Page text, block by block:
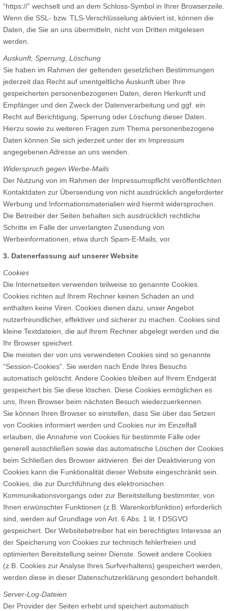
“https://” wechselt und an dem Schloss-Symbol in Ihrer Browserzeile.
Wenn die SSL- bzw. TLS-Verschlüsselung aktiviert ist, können die
Daten, die Sie an uns übermitteln, nicht von Dritten mitgelesen
werden.
Auskunft, Sperrung, Löschung
Sie haben im Rahmen der geltenden gesetzlichen Bestimmungen
jederzeit das Recht auf unentgeltliche Auskunft über Ihre
gespeicherten personenbezogenen Daten, deren Herkunft und
Empfänger und den Zweck der Datenverarbeitung und ggf. ein
Recht auf Berichtigung, Sperrung oder Löschung dieser Daten.
Hierzu sowie zu weiteren Fragen zum Thema personenbezogene
Daten können Sie sich jederzeit unter der im Impressum
angegebenen Adresse an uns wenden.
Widerspruch gegen Werbe-Mails
Der Nutzung von im Rahmen der Impressumspflicht veröffentlichten
Kontaktdaten zur Übersendung von nicht ausdrücklich angeforderter
Werbung und Informationsmaterialien wird hiermit widersprochen.
Die Betreiber der Seiten behalten sich ausdrücklich rechtliche
Schritte im Falle der unverlangten Zusendung von
Werbeinformationen, etwa durch Spam-E-Mails, vor.
3. Datenerfassung auf unserer Website
Cookies
Die Internetseiten verwenden teilweise so genannte Cookies.
Cookies richten auf Ihrem Rechner keinen Schaden an und
enthalten keine Viren. Cookies dienen dazu, unser Angebot
nutzerfreundlicher, effektiver und sicherer zu machen. Cookies sind
kleine Textdateien, die auf Ihrem Rechner abgelegt werden und die
Ihr Browser speichert.
Die meisten der von uns verwendeten Cookies sind so genannte
“Session-Cookies”. Sie werden nach Ende Ihres Besuchs
automatisch gelöscht. Andere Cookies bleiben auf Ihrem Endgerät
gespeichert bis Sie diese löschen. Diese Cookies ermöglichen es
uns, Ihren Browser beim nächsten Besuch wiederzuerkennen.
Sie können Ihren Browser so einstellen, dass Sie über das Setzen
von Cookies informiert werden und Cookies nur im Einzelfall
erlauben, die Annahme von Cookies für bestimmte Fälle oder
generell ausschließen sowie das automatische Löschen der Cookies
beim Schließen des Browser aktivieren. Bei der Deaktivierung von
Cookies kann die Funktionalität dieser Website eingeschränkt sein.
Cookies, die zur Durchführung des elektronischen
Kommunikationsvorgangs oder zur Bereitstellung bestimmter, von
Ihnen erwünschter Funktionen (z.B. Warenkorbfunktion) erforderlich
sind, werden auf Grundlage von Art. 6 Abs. 1 lit. f DSGVO
gespeichert. Der Websitebetreiber hat ein berechtigtes Interesse an
der Speicherung von Cookies zur technisch fehlerfreien und
optimierten Bereitstellung seiner Dienste. Soweit andere Cookies
(z.B. Cookies zur Analyse Ihres Surfverhaltens) gespeichert werden,
werden diese in dieser Datenschutzerklärung gesondert behandelt.
Server-Log-Dateien
Der Provider der Seiten erhebt und speichert automatisch